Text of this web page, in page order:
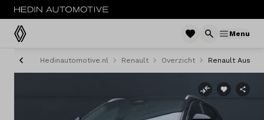
Menu
Menu
Hedinautomotive.nl Renault Overzicht Renault Austral